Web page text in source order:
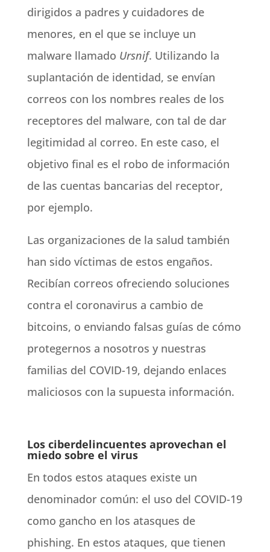
dirigidos a padres y cuidadores de
menores, en el que se incluye un
malware llamado Ursnif. Utilizando la
suplantación de identidad, se envían
correos con los nombres reales de los
receptores del malware, con tal de dar
legitimidad al correo. En este caso, el
objetivo final es el robo de información
de las cuentas bancarias del receptor,
por ejemplo.
Las organizaciones de la salud también
han sido víctimas de estos engaños.
Recibían correos ofreciendo soluciones
contra el coronavirus a cambio de
bitcoins, o enviando falsas guías de cómo
protegernos a nosotros y nuestras
familias del COVID-19, dejando enlaces
maliciosos con la supuesta información.
Los ciberdelincuentes aprovechan el
miedo sobre el virus
En todos estos ataques existe un
denominador común: el uso del COVID-19
como gancho en los atasques de
phishing. En estos ataques, que tienen